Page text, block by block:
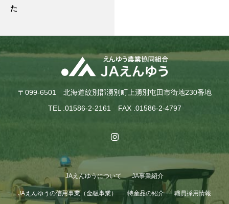
た
〒099-6501 北海道紋別郡湧別町上湧別屯田市街地230番地
TEL .01586-2-2161 FAX .01586-2-4797
JAえんゆうについて JA事業紹介
JAえんゆうの信用事業（金融事業） 特産品の紹介 職員採用情報